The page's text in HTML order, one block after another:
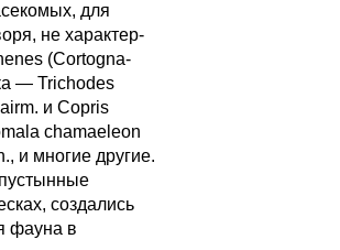
для
не характер-
(Cortogna-
— Trichodes
и Copris
chamaeleon
и многие другие.
создались
фауна в